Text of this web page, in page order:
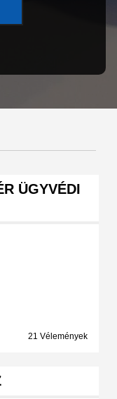
ÜGYVÉDI
21 Vélemények